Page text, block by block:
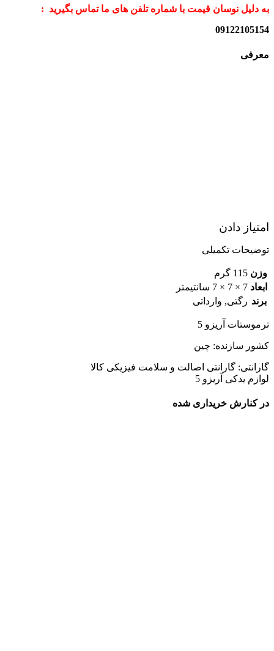
به دلیل نوسان قیمت با شماره تلفن های ما تماس بگیرید :
09122105154
معرفی
امتیاز دادن
توضیحات تکمیلی
وزن 115 گرم
ابعاد 7 × 7 × 7 سانتیمتر
برند رگتی, وارداتی
ترموستات آریزو 5
کشور سازنده: چین
گارانتی: گارانتی اصالت و سلامت فیزیکی کالا
لوازم یدکی آریزو 5
در کنارش خریداری شده